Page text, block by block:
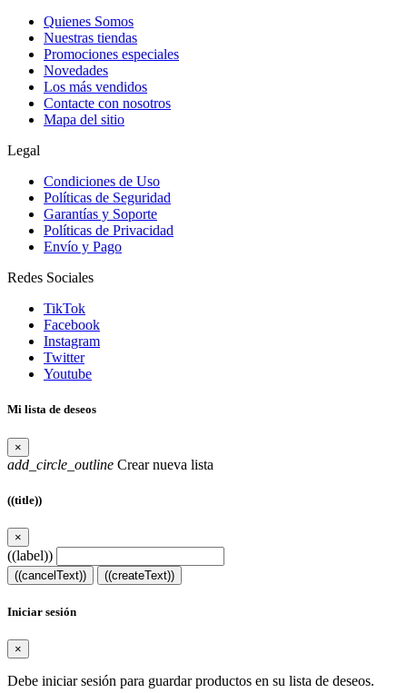
Quienes Somos
Nuestras tiendas
Promociones especiales
Novedades
Los más vendidos
Contacte con nosotros
Mapa del sitio
Legal
Condiciones de Uso
Políticas de Seguridad
Garantías y Soporte
Políticas de Privacidad
Envío y Pago
Redes Sociales
TikTok
Facebook
Instagram
Twitter
Youtube
Mi lista de deseos
×
add_circle_outline Crear nueva lista
((title))
×
((label))
((cancelText)) ((createText))
Iniciar sesión
×
Debe iniciar sesión para guardar productos en su lista de deseos.